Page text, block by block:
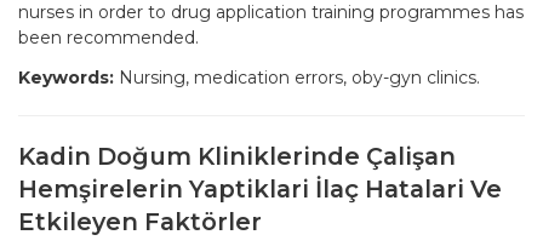
nurses in order to drug application training programmes has
been recommended.
Keywords: Nursing, medication errors, oby-gyn clinics.
Kadin Doğum Kliniklerinde Çalişan
Hemşirelerin Yaptiklari İlaç Hatalari Ve
Etkileyen Faktörler